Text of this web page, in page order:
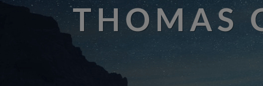
THOMAS